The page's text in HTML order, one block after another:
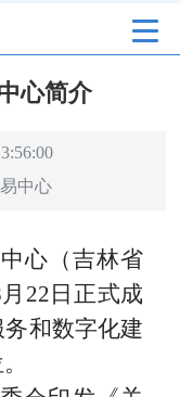
心简介
中心
心（吉林省
22日正式成
和数字化建
。